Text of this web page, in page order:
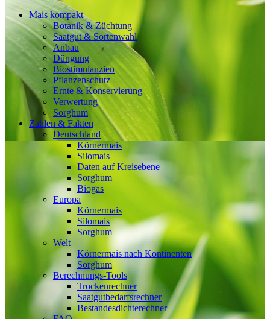
Mais kompakt
Botanik & Züchtung
Saatgut & Sortenwahl
Anbau
Düngung
Biostimulanzien
Pflanzenschutz
Ernte & Konservierung
Verwertung
Sorghum
Zahlen & Fakten
Deutschland
Körnermais
Silomais
Daten auf Kreisebene
Sorghum
Biogas
Europa
Körnermais
Silomais
Sorghum
Welt
Körnermais nach Kontinenten
Sorghum
Berechnungs-Tools
Trockenrechner
Saatgutbedarfsrechner
Bestandesdichterechner